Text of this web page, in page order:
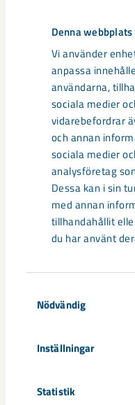
Denna
Vi använder
anpassa
användarna,
sociala medier
vidarebefordrar
och annan
sociala medier
analysföretag
Dessa kan i sin
med annan
tillhandahållit
du har använt
Nödvändig
Inställningar
Statistik
Sibirien-
centrum
Under sommaren 2026
gamla Kiruna centrum
– bland annat ...
Kirunaborna fick under